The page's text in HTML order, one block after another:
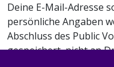
Deine E-Mail-Adresse
persönliche Angaben
Abschluss des Public
gespeichert, nicht an